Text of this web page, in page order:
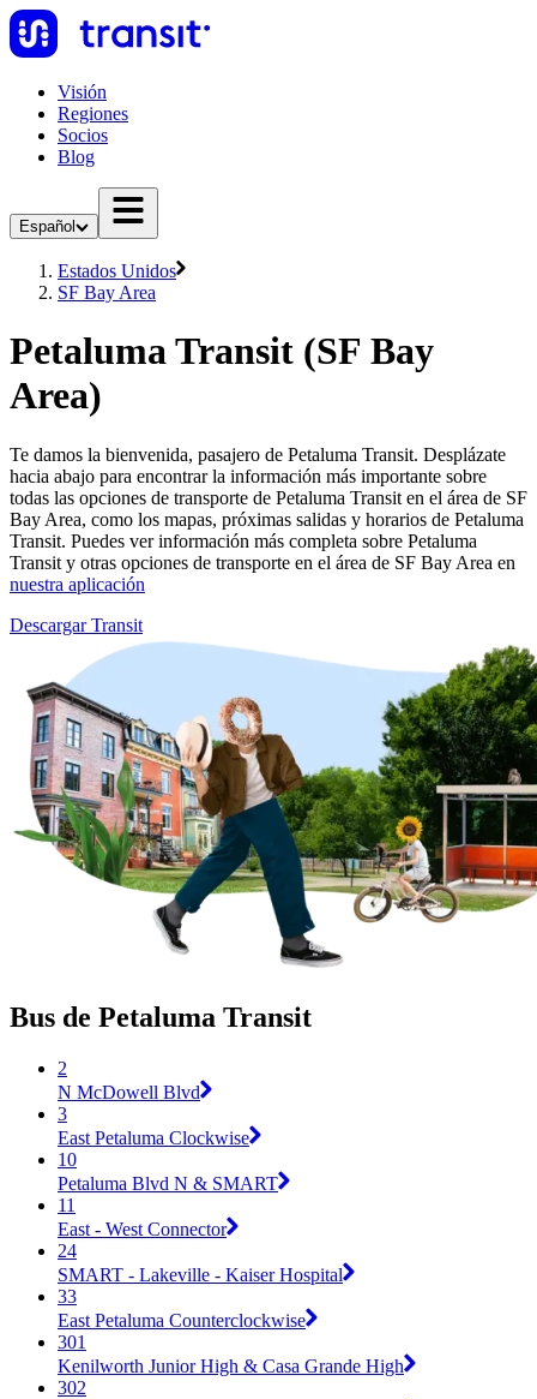
Visión
Regiones
Socios
Blog
Español
Estados Unidos
SF Bay Area
Petaluma Transit (SF Bay
Area)
Te damos la bienvenida, pasajero de Petaluma Transit. Desplázate
hacia abajo para encontrar la información más importante sobre
todas las opciones de transporte de Petaluma Transit en el área de SF
Bay Area, como los mapas, próximas salidas y horarios de Petaluma
Transit. Puedes ver información más completa sobre Petaluma
Transit y otras opciones de transporte en el área de SF Bay Area en
nuestra aplicación
Descargar Transit
Bus de Petaluma Transit
2
N McDowell Blvd
3
East Petaluma Clockwise
10
Petaluma Blvd N & SMART
11
East - West Connector
24
SMART - Lakeville - Kaiser Hospital
33
East Petaluma Counterclockwise
301
Kenilworth Junior High & Casa Grande High
302